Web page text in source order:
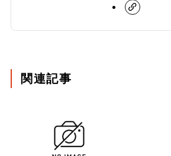
関連記事